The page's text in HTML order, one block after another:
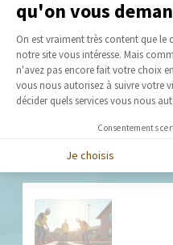
Prix extension de
prévoir ?
L'ajout d'une surface de 20
qu'on vous
Plateforme de
On est vraiment très content que le
notre site vous intéresse. Mais
n'avez pas encore fait votre choix
vous nous autorisez à suivre votre
décider quels services vous nous
Consentements
Je choisis